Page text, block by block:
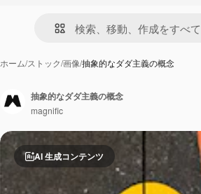
ホーム/ストック/画像/抽象的なダダ主義の概念
AI 生成コンテンツ
抽象的なダダ主義の概念
magnific